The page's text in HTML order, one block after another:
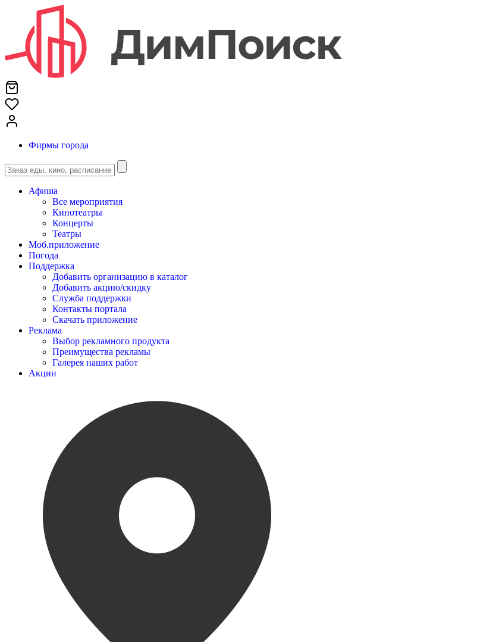
Фирмы города
Афиша
Все мероприятия
Кинотеатры
Концерты
Театры
Моб.приложение
Погода
Поддержка
Добавить организацию в каталог
Добавить акцию/скидку
Служба поддержки
Контакты портала
Скачать приложение
Реклама
Выбор рекламного продукта
Преимущества рекламы
Галерея наших работ
Акции